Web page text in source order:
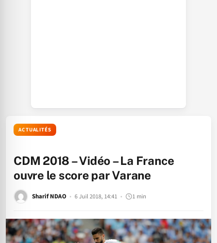
ACTUALITÉS
CDM 2018 – Vidéo – La France
ouvre le score par Varane
Sharif NDAO 6 Juil 2018, 14:41 1 min